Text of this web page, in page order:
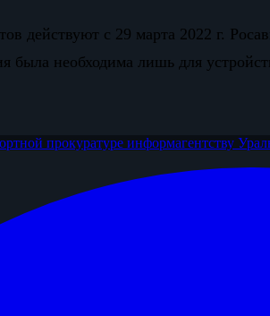
действуют с 29 марта 2022 г.
была необходима лишь для
прокуратуре информагентству